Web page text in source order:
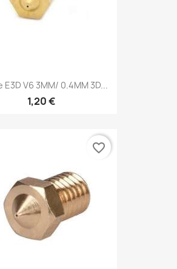
E3D V6 3MM/ 0.4MM 3D...
1,20 €
favorite_border